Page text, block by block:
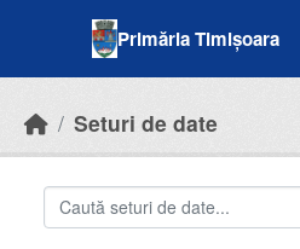
Primăria Timișoara
Seturi de date